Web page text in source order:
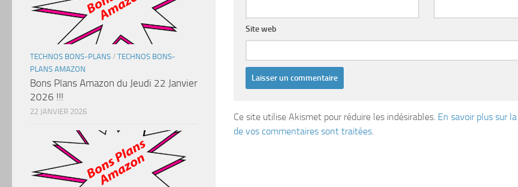
Site web
Ce site utilise Akismet pour réduire les indésirables. En savoir plus sur
de vos commentaires sont traitées
TECHNOS BONS-PLANS / TECHNOS BONS-
PLANS AMAZON
Bons Plans Amazon du Jeudi 22 Janvier
2026 !!!
22 JANVIER 2026